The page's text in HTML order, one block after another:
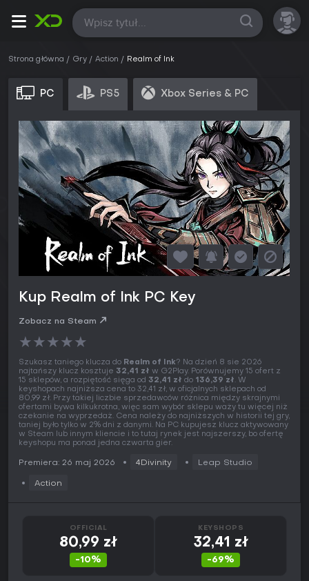
Wszystkie
Strona główna Gry Action Realm of Ink
PC PS5 Xbox Series & PC
Kup Realm of Ink PC Key
Zobacz na Steam
★★★★★
Szukasz taniego klucza do Realm of Ink? Na dzień 8 sie 2026
najtańszy klucz kosztuje 32,41 zł w G2Play. Porównujemy 15 ofert z
15 sklepów, a rozpiętość sięga od 32,41 zł do 136,39 zł. W
keyshopach najniższa cena to 32,41 zł, w oficjalnych sklepach od
80,99 zł. Przy takiej liczbie sprzedawców różnica między skrajnymi
ofertami bywa kilkukrotna, więc sam wybór sklepu waży tu więcej niż
czekanie na wyprzedaż. Cena należy do najniższych w historii tej gry,
taniej było tylko w 2% dni z danymi. Na PC kupujesz klucz aktywowany
w Steam lub innym kliencie i to tutaj rynek jest najszerszy, bo ofertę
keyshopu ma ponad jedna czwarta gier.
Premiera: 26 maj 2026 4Divinity Leap Studio
Action
OFFICIAL
80,99 zł
-10%
KEYSHOPS
32,41 zł
-69%